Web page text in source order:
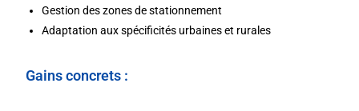
Gestion des zones de stationnement
Adaptation aux spécificités urbaines et rurales
Gains concrets :